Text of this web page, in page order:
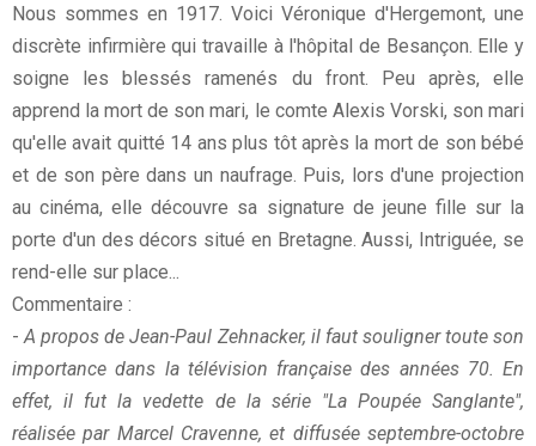
Nous sommes en 1917. Voici Véronique d'Hergemont, une
discrète infirmière qui travaille à l'hôpital de Besançon. Elle y
soigne les blessés ramenés du front. Peu après, elle
apprend la mort de son mari, le comte Alexis Vorski, son mari
qu'elle avait quitté 14 ans plus tôt après la mort de son bébé
et de son père dans un naufrage. Puis, lors d'une projection
au cinéma, elle découvre sa signature de jeune fille sur la
porte d'un des décors situé en Bretagne. Aussi, Intriguée, se
rend-elle sur place...
Commentaire :
-A propos de Jean-Paul Zehnacker, il faut souligner toute son
importance dans la télévision française des années 70. En
effet, il fut la vedette de la série "La Poupée Sanglante",
réalisée par Marcel Cravenne, et diffusée septembre-octobre